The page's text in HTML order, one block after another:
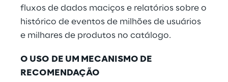
fluxos de dados maciços e relatórios sobre o
histórico de eventos de milhões de usuários
e milhares de produtos no catálogo.
O USO DE UM MECANISMO DE
RECOMENDAÇÃO